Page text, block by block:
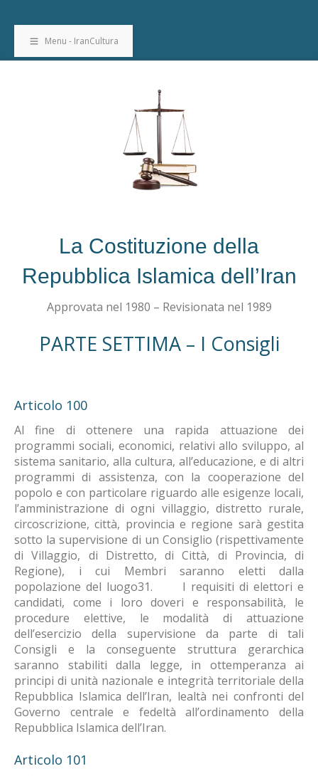
Menu - IranCultura
La Costituzione della
Repubblica Islamica dell’Iran
Approvata nel 1980 – Revisionata nel 1989
PARTE SETTIMA – I Consigli
Articolo 100
Al fine di ottenere una rapida attuazione dei
programmi sociali, economici, relativi allo sviluppo, al
sistema sanitario, alla cultura, all’educazione, e di altri
programmi di assistenza, con la cooperazione del
popolo e con particolare riguardo alle esigenze locali,
l’amministrazione di ogni villaggio, distretto rurale,
circoscrizione, città, provincia e regione sarà gestita
sotto la supervisione di un Consiglio (rispettivamente
di Villaggio, di Distretto, di Città, di Provincia, di
Regione), i cui Membri saranno eletti dalla
popolazione del luogo31. I requisiti di elettori e
candidati, come i loro doveri e responsabilità, le
procedure elettive, le modalità di attuazione
dell’esercizio della supervisione da parte di tali
Consigli e la conseguente struttura gerarchica
saranno stabiliti dalla legge, in ottemperanza ai
principi di unità nazionale e integrità territoriale della
Repubblica Islamica dell’Iran, lealtà nei confronti del
Governo centrale e fedeltà all’ordinamento della
Repubblica Islamica dell’Iran.
Articolo 101